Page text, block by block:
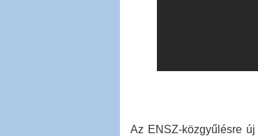
Az ENSZ-közgyűlésre